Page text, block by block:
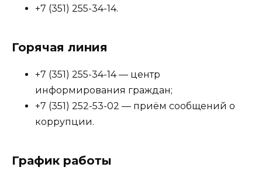
+7 (351) 255-34-14.
Горячая линия
+7 (351) 255-34-14 — центр
информирования граждан;
+7 (351) 252-53-02 — приём сообщений о
коррупции.
График работы